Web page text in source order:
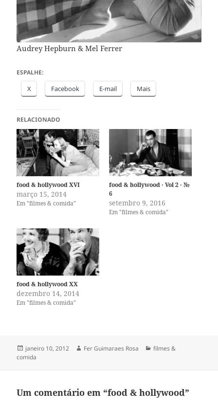
Audrey Hepburn & Mel Ferrer
ESPALHE:
X Facebook E-mail Mais
RELACIONADO
food & hollywood XVI
março 15, 2014
Em "filmes & comida"
food & hollywood · Vol 2 · №
6
setembro 9, 2016
Em "filmes & comida"
food & hollywood XX
dezembro 14, 2014
Em "filmes & comida"
Publicado
em
janeiro 10, 2012 Autor
Fer Guimaraes Rosa Categorias
filmes &
comida
Um comentário em “food & hollywood”